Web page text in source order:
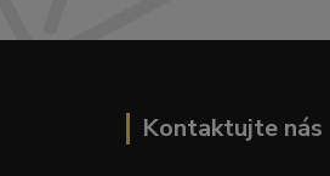
Kontaktujte nás